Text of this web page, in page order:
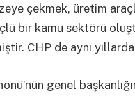
çekmek, üretim
bir kamu sektörü
CHP de aynı
genel